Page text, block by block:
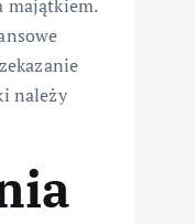
majątkiem.
należy